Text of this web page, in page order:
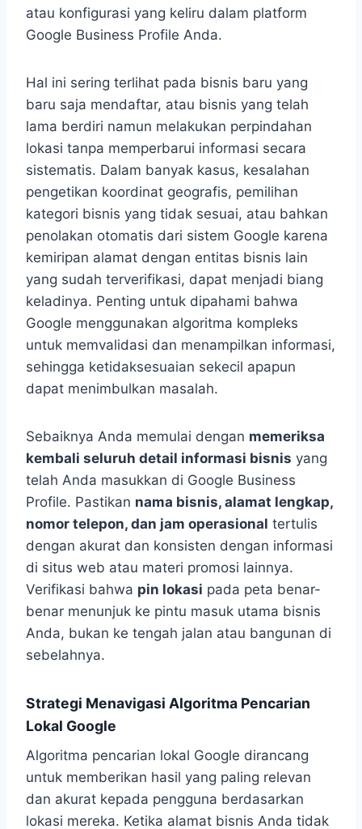
atau konfigurasi yang keliru dalam platform
Google Business Profile Anda.
Hal ini sering terlihat pada bisnis baru yang
baru saja mendaftar, atau bisnis yang telah
lama berdiri namun melakukan perpindahan
lokasi tanpa memperbarui informasi secara
sistematis. Dalam banyak kasus, kesalahan
pengetikan koordinat geografis, pemilihan
kategori bisnis yang tidak sesuai, atau bahkan
penolakan otomatis dari sistem Google karena
kemiripan alamat dengan entitas bisnis lain
yang sudah terverifikasi, dapat menjadi biang
keladinya. Penting untuk dipahami bahwa
Google menggunakan algoritma kompleks
untuk memvalidasi dan menampilkan informasi,
sehingga ketidaksesuaian sekecil apapun
dapat menimbulkan masalah.
Sebaiknya Anda memulai dengan memeriksa
kembali seluruh detail informasi bisnis yang
telah Anda masukkan di Google Business
Profile. Pastikan nama bisnis, alamat lengkap,
nomor telepon, dan jam operasional tertulis
dengan akurat dan konsisten dengan informasi
di situs web atau materi promosi lainnya.
Verifikasi bahwa pin lokasi pada peta benar-
benar menunjuk ke pintu masuk utama bisnis
Anda, bukan ke tengah jalan atau bangunan di
sebelahnya.
Strategi Menavigasi Algoritma Pencarian
Lokal Google
Algoritma pencarian lokal Google dirancang
untuk memberikan hasil yang paling relevan
dan akurat kepada pengguna berdasarkan
lokasi mereka. Ketika alamat bisnis Anda tidak